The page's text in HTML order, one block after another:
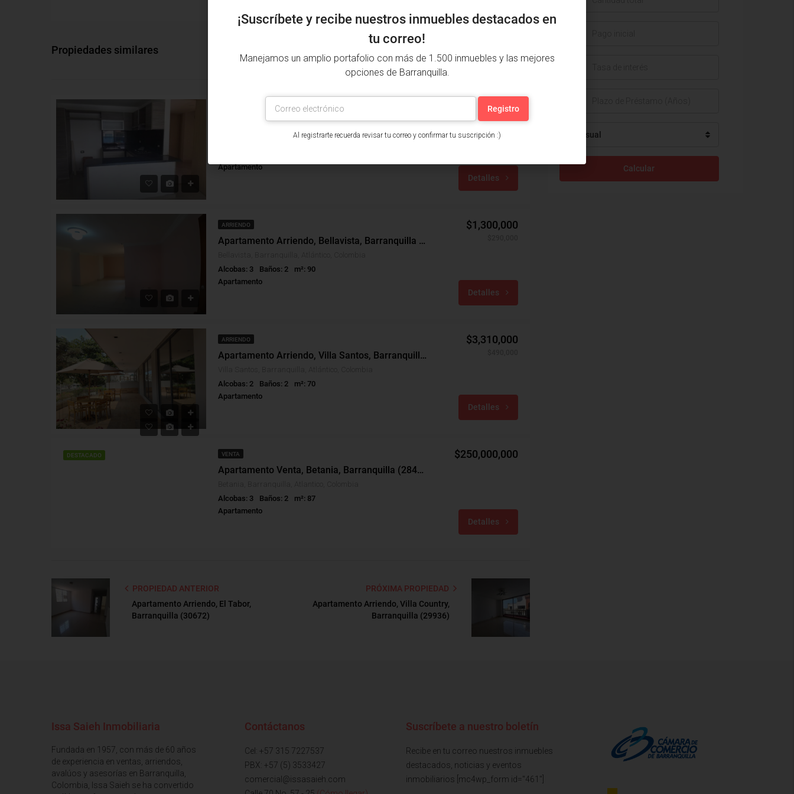
Propiedades similares
Villa Santos, Barranquilla, Atlántico, Colombia
Apartamento
$2,300,000
$200,000/+Admon
Detalles
ARRIENDO
Apartamento Arriendo, Bellavista, Barranquilla (30955)
Alcobas: 3
Baños: 2
m²: 90
Apartamento
$1,300,000
Detalles
ARRIENDO
Apartamento Arriendo, Villa Santos, Barranquilla (31233)
Alcobas: 2
Baños: 2
m²: 70
Apartamento
$3,310,000
Detalles
DESTACADO VENTA
Apartamento Venta, Betania, Barranquilla (28421)
Alcobas: 3
Baños: 2
m²: 87
Apartamento
$250,000,000
Detalles
PROPIEDAD ANTERIOR
Apartamento Arriendo, El Tabor,
Barranquilla (30672)
PRÓXIMA PROPIEDAD
Apartamento Arriendo, Villa Country,
Barranquilla (29936)
Mensual
Calcular
Issa Saieh Inmobiliaria
Fundada en 1957, con más de 60 años
de experiencia en ventas, arriendos,
avalúos y asesorías en Barranquilla,
Colombia, Issa Saieh se ha convertido
Contáctanos
Cel: +57 315 7227537
PBX: +57 (5) 3533427
comercial@issasaieh.com
Suscríbete a nuestro boletín
Recibe en tu correo nuestros inmuebles
destacados, noticias y eventos
inmobiliarios [mc4wp_form id="461"]
¡Suscríbete y recibe nuestros inmuebles destacados en
tu correo!
Manejamos un amplio portafolio con más de 1.500 inmuebles y las mejores
opciones de Barranquilla.
Al registrarte recuerda revisar tu correo y confirmar tu suscripción :)